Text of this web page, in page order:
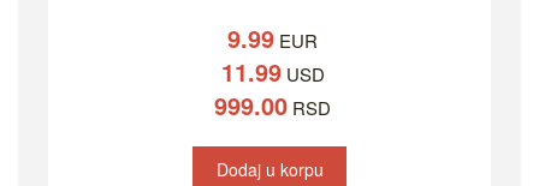
9.99 EUR
11.99USD
999.00 RSD
Dodaj u korpu